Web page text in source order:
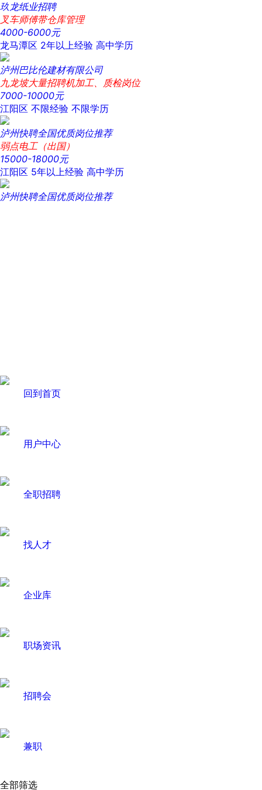
玖龙纸业招聘
叉车师傅带仓库管理
4000-6000元
龙马潭区 2年以上经验 高中学历
泸州巴比伦建材有限公司
九龙坡大量招聘机加工、质检岗位
7000-10000元
江阳区 不限经验 不限学历
泸州快聘全国优质岗位推荐
弱点电工（出国）
15000-18000元
江阳区 5年以上经验 高中学历
泸州快聘全国优质岗位推荐
回到首页
用户中心
全职招聘
找人才
企业库
职场资讯
招聘会
兼职
全部筛选